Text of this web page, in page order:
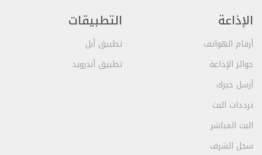
الإذاعة
أرقام الهواتف
جوائز الإذاعة
أرسل خبرك
ترددات البث
البث المباشر
سجل الشرف
التطبيقات
تطبيق أبل
تطبيق أندرويد